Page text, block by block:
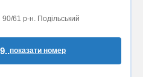
61 р-н. Подільський
показати номер